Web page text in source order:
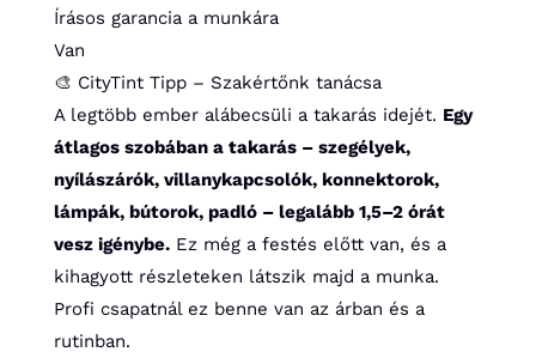
Írásos garancia a munkára
Van
🎨 CityTint Tipp – Szakértőnk tanácsa
A legtöbb ember alábecsüli a takarás idejét. Egy
átlagos szobában a takarás – szegélyek,
nyílászárók, villanykapcsolók, konnektorok,
lámpák, bútorok, padló – legalább 1,5–2 órát
vesz igénybe.Ez még a festés előtt van, és a
kihagyott részleteken látszik majd a munka.
Profi csapatnál ez benne van az árban és a
rutinban.